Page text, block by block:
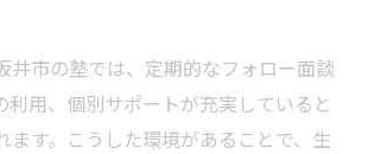
井市の塾では、定期的なフォロー面談
利用、個別サポートが充実していると
ます。こうした環境があることで、生